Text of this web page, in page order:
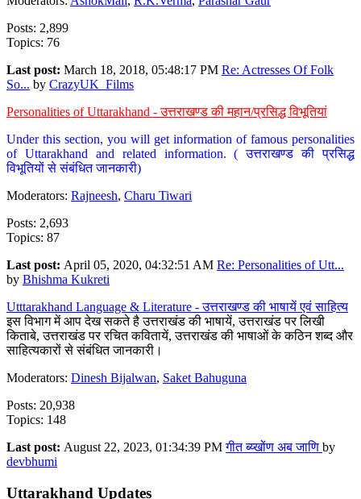
Posts: 2,899
Topics: 76
Last post: March 18, 2018, 05:48:17 PM Re: Actresses Of Folk
So... by CrazyUK_Films
Personalities of Uttarakhand - उत्तराखण्ड की महान/प्रसिद्ध विभूतियां
Under this section, you will get information of famous personalities
of Uttarakhand and related information. ( उत्तराखण्ड की प्रसिद्ध
विभूतियों से संबंधित जानकारी)
Moderators: Rajneesh, Charu Tiwari
Posts: 2,693
Topics: 87
Last post: April 05, 2020, 04:32:51 AM Re: Personalities of Utt...
by Bhishma Kukreti
Utttarakhand Language & Literature - उत्तराखण्ड की भाषायें एवं साहित्य
इस विभाग में आप देख सकते है उत्तराखंड की भाषायें, उत्तराखंड पर लिखी
किताबे, उत्तराखंड पर रचित कवितायें, उत्तराखंड की भाषाओं के कठिन शब्द और
साहित्यकारों से संबंधित जानकारी।
Moderators: Dinesh Bijalwan, Saket Bahuguna
Posts: 20,938
Topics: 148
Last post: August 22, 2023, 01:34:39 PMगीत ब्य्खोंण अब जाणि by
devbhumi
Uttarakhand Updates